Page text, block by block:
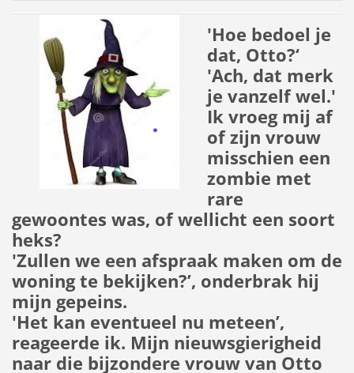
'Hoe bedoel je
dat, Otto?‘
'Ach, dat merk
je vanzelf wel.'
Ik vroeg mij af
of zijn vrouw
misschien een
zombie met
rare
gewoontes was, of wellicht een soort
heks?
'Zullen we een afspraak maken om de
woning te bekijken?’, onderbrak hij
mijn gepeins.
'Het kan eventueel nu meteen’,
reageerde ik. Mijn nieuwsgierigheid
naar die bijzondere vrouw van Otto